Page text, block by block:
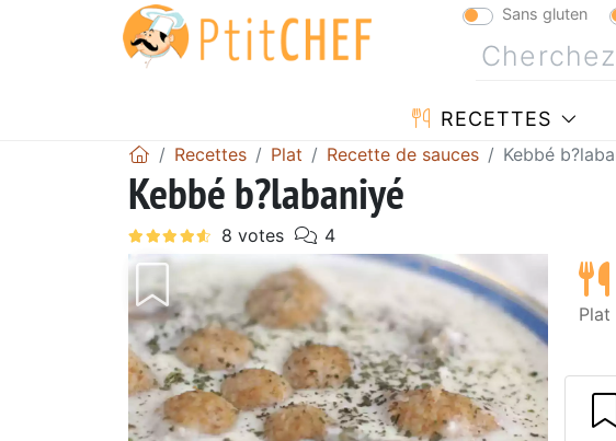
Sans gluten
RECETTES
Recettes Plat Recette de sauces Kebbé
Kebbé b?labaniyé
Plat